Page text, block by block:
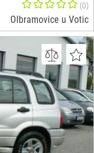
(0)
Olbramovice u Votic